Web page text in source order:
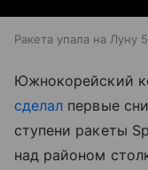
Ракета упала на Луну 5
Южнокорейский
сделал первые
ступени ракеты
над районом